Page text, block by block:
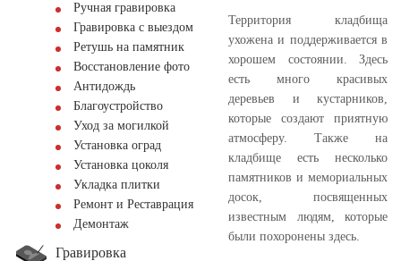
Ручная гравировка
Гравировка с выездом
Ретушь на памятник
Восстановление фото
Антидождь
Благоустройство
Уход за могилкой
Установка оград
Установка цоколя
Укладка плитки
Ремонт и Реставрация
Демонтаж
Гравировка
Территория кладбища
ухожена и поддерживается в
хорошем состоянии. Здесь
есть много красивых
деревьев и кустарников,
которые создают приятную
атмосферу. Также на
кладбище есть несколько
памятников и мемориальных
досок, посвященных
известным людям, которые
были похоронены здесь.